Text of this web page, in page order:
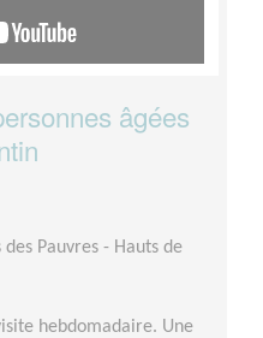
âgées
Pauvres - Hauts de
hebdomadaire. Une